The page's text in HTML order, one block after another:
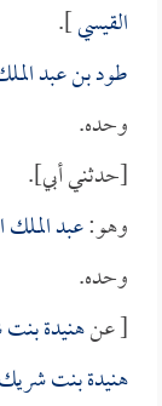
القيسي].
طود بن عبد
وحده.
[حدثني أبي].
وهو:عبد الملك
وحده.
[ عنهنيدة
هنيدة بنت